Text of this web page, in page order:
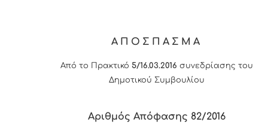
ΑΠΟΣΠΑΣΜΑ
Από το Πρακτικό 5/16.03.2016 συνεδρίασης του
Δημοτικού Συμβουλίου
Αριθμός Απόφασης 82/2016